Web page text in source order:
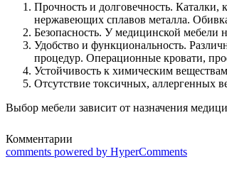
Прочность и долговечность. Каталки,
нержавеющих сплавов металла.
Безопасность. У медицинской мебели
Удобство и функциональность.
процедур. Операционные кровати,
Устойчивость к химическим
Отсутствие токсичных, аллергенных
Выбор мебели зависит от назначения
Комментарии
comments powered by HyperComments